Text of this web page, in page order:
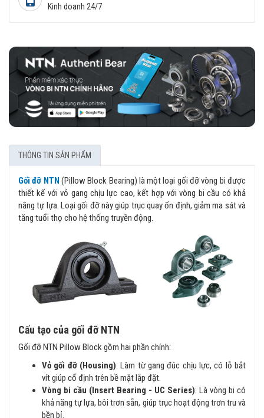
Kinh doanh 24/7
THÔNG TIN SẢN PHẨM
Gối đỡ NTN (Pillow Block Bearing) là một loại gối đỡ vòng bi được
thiết kế với vỏ gang chịu lực cao, kết hợp với vòng bi cầu có khả
năng tự lựa. Loại gối đỡ này giúp trục quay ổn định, giảm ma sát và
tăng tuổi thọ cho hệ thống truyền động.
Cấu tạo của gối đỡ NTN
Gối đỡ NTN Pillow Block gồm hai phần chính:
Vỏ gối đỡ (Housing): Làm từ gang đúc chịu lực, có lỗ bắt
vít giúp cố định trên bề mặt lắp đặt.
Vòng bi cầu (Insert Bearing - UC Series): Là vòng bi có
khả năng tự lựa, bôi trơn sẵn, giúp trục hoạt động trơn tru và
bền bỉ.